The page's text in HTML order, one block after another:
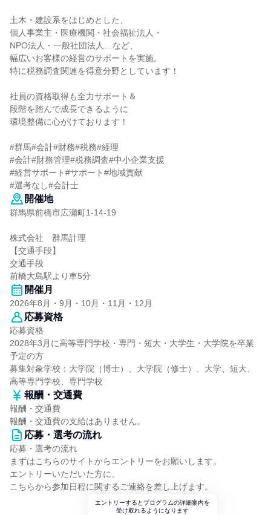
土木・建設系をはじめとした、
個人事業主・医療機関・社会福祉法人・
NPO法人・一般社団法人…など、
幅広いお客様の経営のサポートを実施。
特に税務調査関連を得意分野としています！
社員の資格取得も全力サポート＆
段階を踏んで成長できるように
環境整備に心がけております！
#群馬#会計#財務#税務#経理
#会計#財務管理#税務調査#中小企業支援
#経営サポート#サポート#地域貢献
#選考なし#会計士
開催地
群馬県前橋市広瀬町1-14-19
株式会社 群馬計理
【交通手段】
交通手段
前橋大島駅より車5分
開催月
2026年8月・9月・10月・11月・12月
応募資格
応募資格
2028年3月に高等専門学校・専門・短大・大学生・大学院を卒業
予定の方
募集対象学校：大学院（博士）、大学院（修士）、大学、短大、
高等専門学校、専門学校
報酬・交通費
報酬・交通費
報酬・交通費の支給はありません。
応募・選考の流れ
応募・選考の流れ
まずはこちらのサイトからエントリーをお願いします。
エントリーいただいた方に、
こちらから参加日程に関するご連絡を差し上げます。
エントリーするとプログラムの詳細案内を
受け取れるようになります